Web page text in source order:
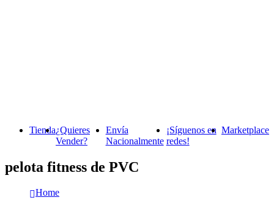
Tienda¿Quieres
Vender?
Envía
Nacionalmente
¡Síguenos en
redes!
Marketplace
pelota fitness de PVC
Home